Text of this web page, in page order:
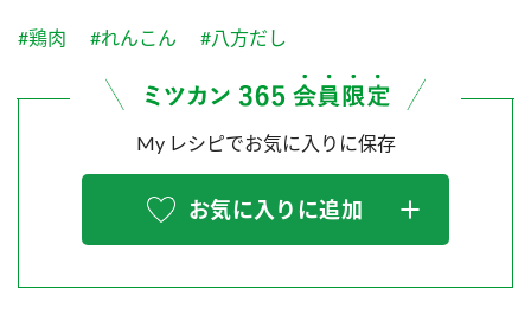
ふりかけ
炊き込みご飯の素 米飯用調味液
鍋なび
PIN印
スペシャルサイト
お酢を知ろう！
ZENB initiative
MIM（ミツカンミュージアム）
各部門が大切にしていること
販売終了製品のご案内
よくあるご質問
#鶏肉 #れんこん #八方だし
My レシピでお気に入りに保存
お気に入りに追加